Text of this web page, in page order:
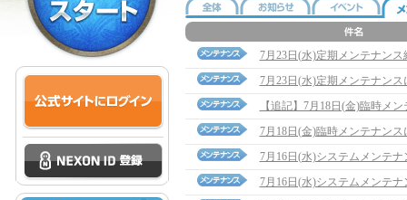
7月23日(水)定期メンテナン
7月23日(水)定期メンテナンス
【追記】7月18日(金)臨時メ
7月18日(金)臨時メンテナンス
7月16日(水)システムメンテ
7月16日(水)システムメンテナ